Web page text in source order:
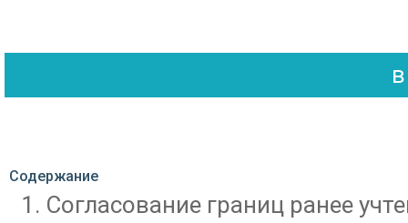
Содержание
Согласование границ ранее